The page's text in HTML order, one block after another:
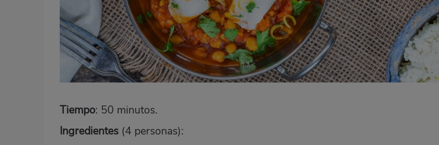
Tiempo: 50 minutos.
Ingredientes (4 personas):